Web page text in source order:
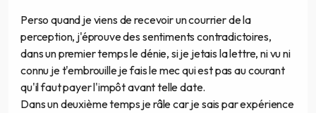
Perso quand je viens de recevoir un courrier de la
perception, j'éprouve des sentiments contradictoires,
dans un premier temps le dénie, si je jetais la lettre, ni vu ni
connu je t'embrouille je fais le mec qui est pas au courant
qu'il faut payer l'impôt avant telle date.
Dans un deuxième temps je râle car je sais par expérience